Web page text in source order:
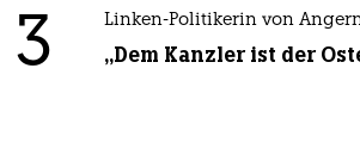
3 Linken-Politikerin von
„Dem Kanzler ist der